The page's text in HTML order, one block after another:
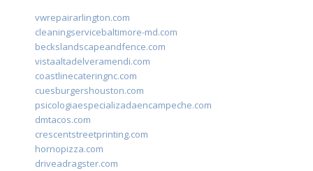
vwrepairarlington.com
cleaningservicebaltimore-md.com
beckslandscapeandfence.com
vistaaltadelveramendi.com
coastlinecateringnc.com
cuesburgershouston.com
psicologiaespecializadaencampeche.com
dmtacos.com
crescentstreetprinting.com
hornopizza.com
driveadragster.com